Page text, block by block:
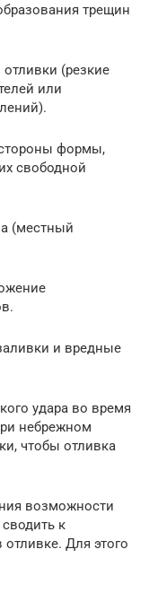
трещин
(резкие
или
формы,
свободной
(местный
и вредные
удара во время
небрежном
чтобы отливка
возможности
к
Для этого